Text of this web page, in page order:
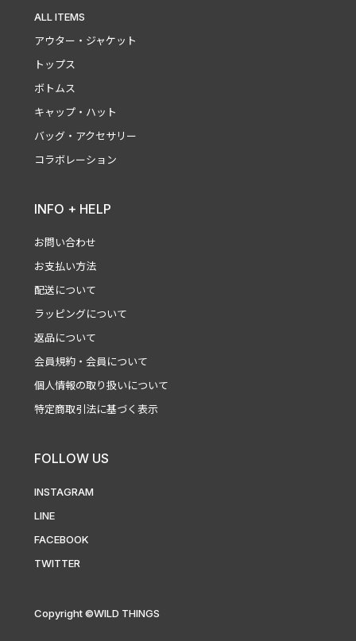
ALL ITEMS
アウター・ジャケット
トップス
ボトムス
キャップ・ハット
バッグ・アクセサリー
コラボレーション
INFO + HELP
お問い合わせ
お支払い方法
配送について
ラッピングについて
返品について
会員規約・会員について
個人情報の取り扱いについて
特定商取引法に基づく表示
FOLLOW US
INSTAGRAM
LINE
FACEBOOK
TWITTER
Copyright ©WILD THINGS